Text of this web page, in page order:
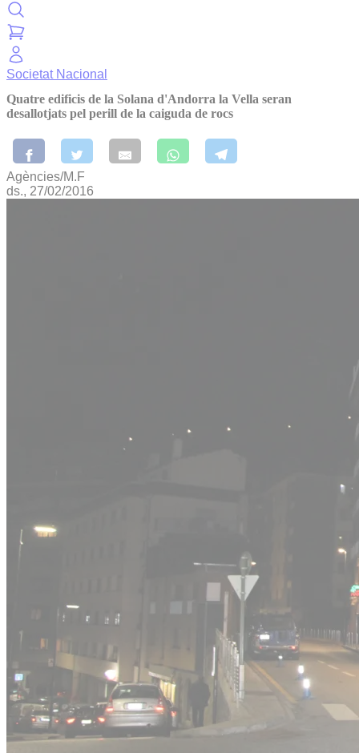
Societat Nacional
Quatre edificis de la Solana d'Andorra la Vella seran
desallotjats pel perill de la caiguda de rocs
Agències/M.F
ds., 27/02/2016